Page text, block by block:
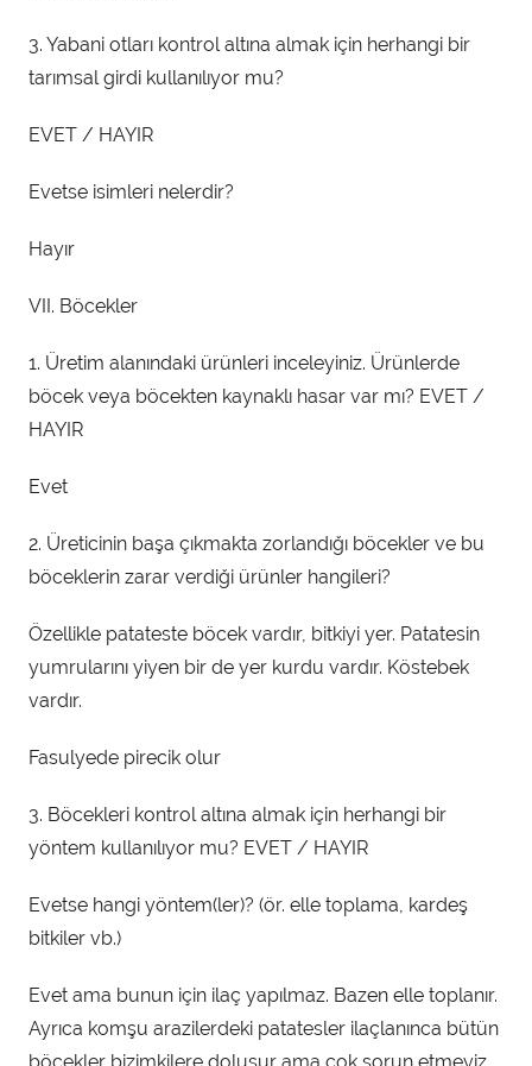
3. Yabani otları kontrol altına almak için herhangi bir
tarımsal girdi kullanılıyor mu?
EVET / HAYIR
Evetse isimleri nelerdir?
Hayır
VII. Böcekler
1. Üretim alanındaki ürünleri inceleyiniz. Ürünlerde
böcek veya böcekten kaynaklı hasar var mı? EVET /
HAYIR
Evet
2. Üreticinin başa çıkmakta zorlandığı böcekler ve bu
böceklerin zarar verdiği ürünler hangileri?
Özellikle patateste böcek vardır, bitkiyi yer. Patatesin
yumrularını yiyen bir de yer kurdu vardır. Köstebek
vardır.
Fasulyede pirecik olur
3. Böcekleri kontrol altına almak için herhangi bir
yöntem kullanılıyor mu? EVET / HAYIR
Evetse hangi yöntem(ler)? (ör. elle toplama, kardeş
bitkiler vb.)
Evet ama bunun için ilaç yapılmaz. Bazen elle toplanır.
Ayrıca komşu arazilerdeki patatesler ilaçlanınca bütün
böcekler bizimkilere doluşur ama çok sorun etmeyiz.